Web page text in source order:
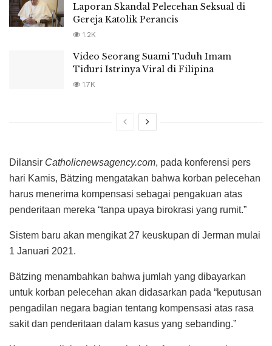
Laporan Skandal Pelecehan Seksual di
Gereja Katolik Perancis
1.2K
Video Seorang Suami Tuduh Imam
Tiduri Istrinya Viral di Filipina
1.7K
Dilansir Catholicnewsagency.com, pada konferensi pers
hari Kamis, Bätzing mengatakan bahwa korban pelecehan
harus menerima kompensasi sebagai pengakuan atas
penderitaan mereka “tanpa upaya birokrasi yang rumit.”
Sistem baru akan mengikat 27 keuskupan di Jerman mulai
1 Januari 2021.
Bätzing menambahkan bahwa jumlah yang dibayarkan
untuk korban pelecehan akan didasarkan pada “keputusan
pengadilan negara bagian tentang kompensasi atas rasa
sakit dan penderitaan dalam kasus yang sebanding.”